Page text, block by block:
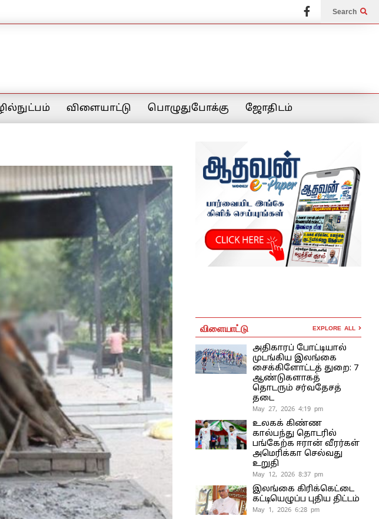
Search
விளையாட்டு பொழுதுபோக்கு ஜோதிடம்
விளையாட்டு EXPLORE ALL
அதிகாரப் போட்டியால்
முடங்கிய இலங்கை
சைக்கிளோட்டத் துறை: 7
ஆண்டுகளாகத்
தொடரும் சர்வதேசத்
தடை
May 27, 2026 4:19 pm
உலகக் கிண்ண
கால்பந்து தொடரில்
பங்கேற்க ஈரான் வீரர்கள்
அமெரிக்கா செல்வது
உறுதி
May 12, 2026 8:37 pm
இலங்கை கிரிக்கெட்டை
கட்டியெழுப்ப புதிய திட்டம்
May 1, 2026 6:28 pm